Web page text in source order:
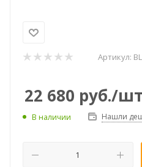
Артикул:
22 680 руб./шт
В наличии Нашли